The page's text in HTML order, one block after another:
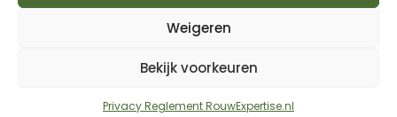
Weigeren
Bekijk voorkeuren
Privacy Reglement RouwExpertise.nl
© 2026 RouwExpertise.nl. All Rights Reserved.